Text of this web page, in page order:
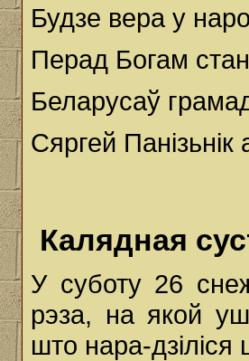
Будзе вера у
Перад Богам
Беларусаў
Сяргей
Калядная
У суботу 26
рэза, на якой
што нара-